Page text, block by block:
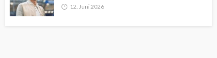
12. Juni 2026